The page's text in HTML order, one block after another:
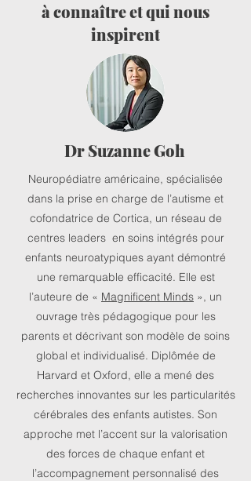
à connaître et qui nous
inspirent
Dr Suzanne Goh
Neuropédiatre américaine, spécialisée
dans la prise en charge de l’autisme et
cofondatrice de Cortica, un réseau de
centres leaders en soins intégrés pour
enfants neuroatypiques ayant démontré
une remarquable efficacité. Elle est
l’auteure de « Magnificent Minds », un
ouvrage très pédagogique pour les
parents et décrivant son modèle de soins
global et individualisé. Diplômée de
Harvard et Oxford, elle a mené des
recherches innovantes sur les particularités
cérébrales des enfants autistes. Son
approche met l’accent sur la valorisation
des forces de chaque enfant et
l’accompagnement personnalisé des